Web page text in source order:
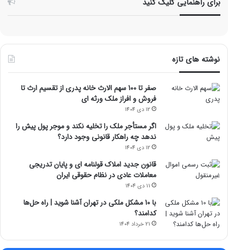
برای راهنمایی کلیک کنید
نوشته های تازه
صفر تا 100 سهم الارث خانه پدری از تقسیم ارث تا
فروش و افراز ملک ورثه ای
12 دی 1404
اگر مستأجر ملک را تخلیه نکند و موجر پول پیش را
ندهد چه راهکار قانونی وجود دارد؟
12 دی 1404
قانون جدید املاک قولنامه ای و پایان تدریجی
معاملات عادی در نظام حقوقی ایران
11 دی 1404
با 10 مشکل ملکی در تهران آشنا شوید | راه حل‌ها
کدامند؟
21 خرداد 1404